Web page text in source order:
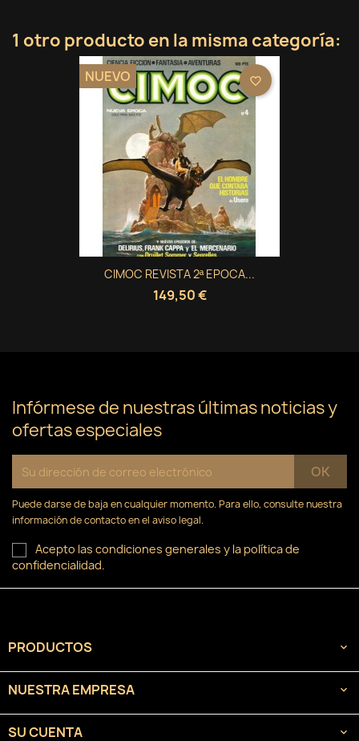
1 otro producto en la misma categoría:
CIMOC REVISTA 2ª EPOCA...
149,50 €
NUEVO favorite_border
Infórmese de nuestras últimas noticias y
ofertas especiales
Puede darse de baja en cualquier momento. Para ello, consulte nuestra
información de contacto en el aviso legal.
Acepto las condiciones generales y la política de
confidencialidad.
PRODUCTOS 
NUESTRA EMPRESA 
SU CUENTA 